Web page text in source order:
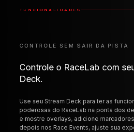
FUNCIONALIDADES
CONTROLE SEM SAIR DA PISTA
Controle o RaceLab com
Deck.
Use seu Stream Deck para ter as
poderosas do RaceLab na ponta dos
e mostre overlays, adicione
depois nos Race Events, ajuste sua